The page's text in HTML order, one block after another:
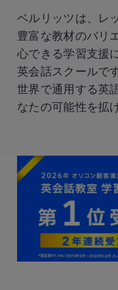
ベルリッツは、レ
豊富な教材のバリ
心できる学習支援
英会話スクールです
世界で通用する英
なたの可能性を拡